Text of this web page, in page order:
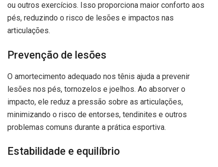
ou outros exercícios. Isso proporciona maior conforto aos
pés, reduzindo o risco de lesões e impactos nas
articulações.
Prevenção de lesões
O amortecimento adequado nos tênis ajuda a prevenir
lesões nos pés, tornozelos e joelhos. Ao absorver o
impacto, ele reduz a pressão sobre as articulações,
minimizando o risco de entorses, tendinites e outros
problemas comuns durante a prática esportiva.
Estabilidade e equilíbrio